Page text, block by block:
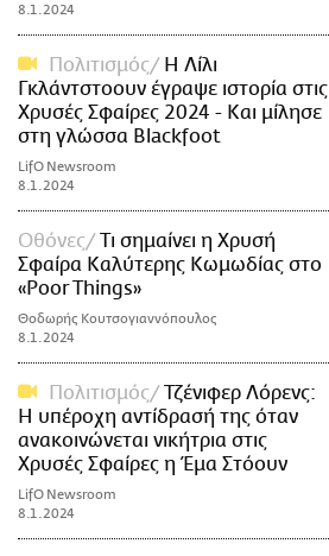
8.1.2024
Πολιτισμός
Η Λίλι
Γκλάντστοουν έγραψε ιστορία στις
Χρυσές Σφαίρες 2024 - Και μίλησε
στη γλώσσα Blackfoot
LifO Newsroom
8.1.2024
Οθόνες
Τι σημαίνει η Χρυσή
Σφαίρα Καλύτερης Κωμωδίας στο
«Poor Things»
Θοδωρής Κουτσογιαννόπουλος
8.1.2024
Πολιτισμός
Τζένιφερ Λόρενς:
Η υπέροχη αντίδρασή της όταν
ανακοινώνεται νικήτρια στις
Χρυσές Σφαίρες η Έμα Στόουν
LifO Newsroom
8.1.2024